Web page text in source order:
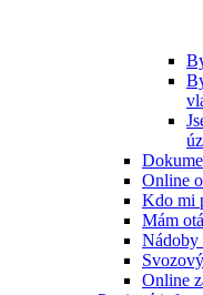
Online
Kdo mi
Mám
Nádoby
Online